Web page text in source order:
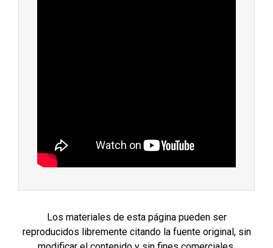
Los materiales de esta página pueden ser
reproducidos libremente citando la fuente original, sin